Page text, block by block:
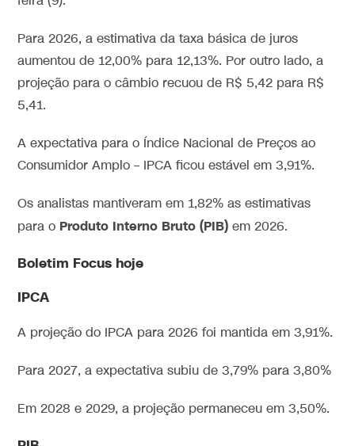
Para 2026, a estimativa da taxa básica de juros
aumentou de 12,00% para 12,13%. Por outro lado, a
projeção para o câmbio recuou de R$ 5,42 para R$
5,41.
A expectativa para o Índice Nacional de Preços ao
Consumidor Amplo – IPCA ficou estável em 3,91%.
Os analistas mantiveram em 1,82% as estimativas
para o Produto Interno Bruto (PIB) em 2026.
Boletim Focus hoje
IPCA
A projeção do IPCA para 2026 foi mantida em 3,91%.
Para 2027, a expectativa subiu de 3,79% para 3,80%
Em 2028 e 2029, a projeção permaneceu em 3,50%.